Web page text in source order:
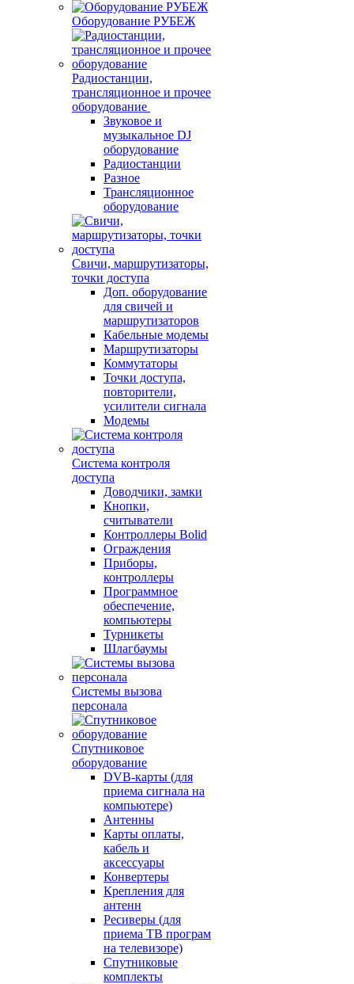
Оборудование РУБЕЖ
Радиостанции,
трансляционное и прочее
оборудование
Звуковое и
музыкальное DJ
оборудование
Радиостанции
Разное
Трансляционное
оборудование
Свичи, маршрутизаторы,
точки доступа
Доп. оборудование
для свичей и
маршрутизаторов
Кабельные модемы
Маршрутизаторы
Коммутаторы
Точки доступа,
повторители,
усилители сигнала
Модемы
Система контроля
доступа
Доводчики, замки
Кнопки,
считыватели
Контроллеры Bolid
Ограждения
Приборы,
контроллеры
Программное
обеспечение,
компьютеры
Турникеты
Шлагбаумы
Системы вызова
персонала
Спутниковое
оборудование
DVB-карты (для
приема сигнала на
компьютере)
Антенны
Карты оплаты,
кабель и
аксессуары
Конвертеры
Крепления для
антенн
Ресиверы (для
приема ТВ програм
на телевизоре)
Спутниковые
комплекты